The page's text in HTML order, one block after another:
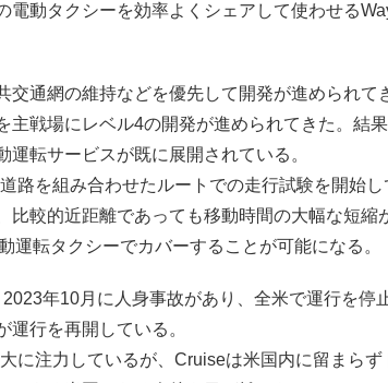
電動タクシーを効率よくシェアして使わせる
交通網の維持などを優先して開発が進められ
主戦場にレベル4の開発が進められてきた。結
転サービスが既に展開されている。
路を組み合わせたルートでの走行試験を開始
比較的近距離であっても移動時間の大幅な短
運転タクシーでカバーすることが可能になる。
年10月に人身事故があり、全米で運行を停
行を再開している。
に注力しているが、Cruiseは米国内に留まら